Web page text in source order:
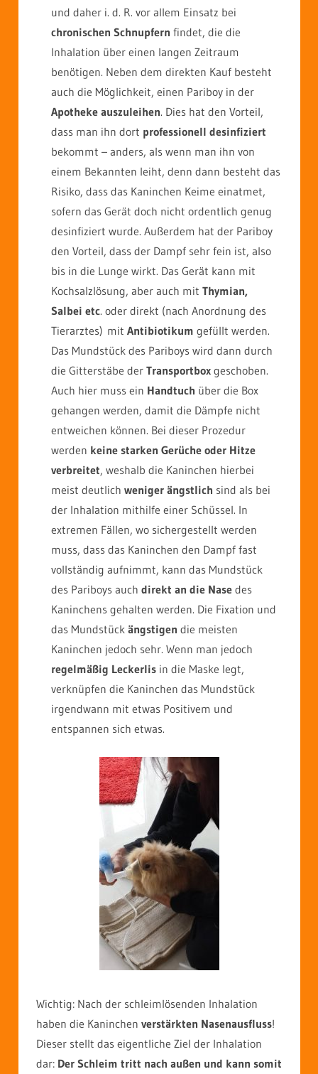
und daher i. d. R. vor allem Einsatz bei
chronischen Schnupfern findet, die die
Inhalation über einen langen Zeitraum
benötigen. Neben dem direkten Kauf besteht
auch die Möglichkeit, einen Pariboy in der
Apotheke auszuleihen. Dies hat den Vorteil,
dass man ihn dort professionell desinfiziert
bekommt – anders, als wenn man ihn von
einem Bekannten leiht, denn dann besteht das
Risiko, dass das Kaninchen Keime einatmet,
sofern das Gerät doch nicht ordentlich genug
desinfiziert wurde. Außerdem hat der Pariboy
den Vorteil, dass der Dampf sehr fein ist, also
bis in die Lunge wirkt. Das Gerät kann mit
Kochsalzlösung, aber auch mitThymian,
Salbei etc. oder direkt (nach Anordnung des
Tierarztes) mitAntibiotikum gefüllt werden.
Das Mundstück des Pariboys wird dann durch
die Gitterstäbe derTransportbox geschoben.
Auch hier muss ein Handtuch über die Box
gehangen werden, damit die Dämpfe nicht
entweichen können. Bei dieser Prozedur
werden keine starken Gerüche oder Hitze
verbreitet, weshalb die Kaninchen hierbei
meist deutlichweniger ängstlich sind als bei
der Inhalation mithilfe einer Schüssel. In
extremen Fällen, wo sichergestellt werden
muss, dass das Kaninchen den Dampf fast
vollständig aufnimmt, kann das Mundstück
des Pariboys auchdirekt an die Nase des
Kaninchens gehalten werden. Die Fixation und
das Mundstückängstigen die meisten
Kaninchen jedoch sehr. Wenn man jedoch
regelmäßig Leckerlis in die Maske legt,
verknüpfen die Kaninchen das Mundstück
irgendwann mit etwas Positivem und
entspannen sich etwas.
Wichtig: Nach der schleimlösenden Inhalation
haben die Kaninchen verstärkten Nasenausfluss!
Dieser stellt das eigentliche Ziel der Inhalation
dar: Der Schleim tritt nach außen und kann somit